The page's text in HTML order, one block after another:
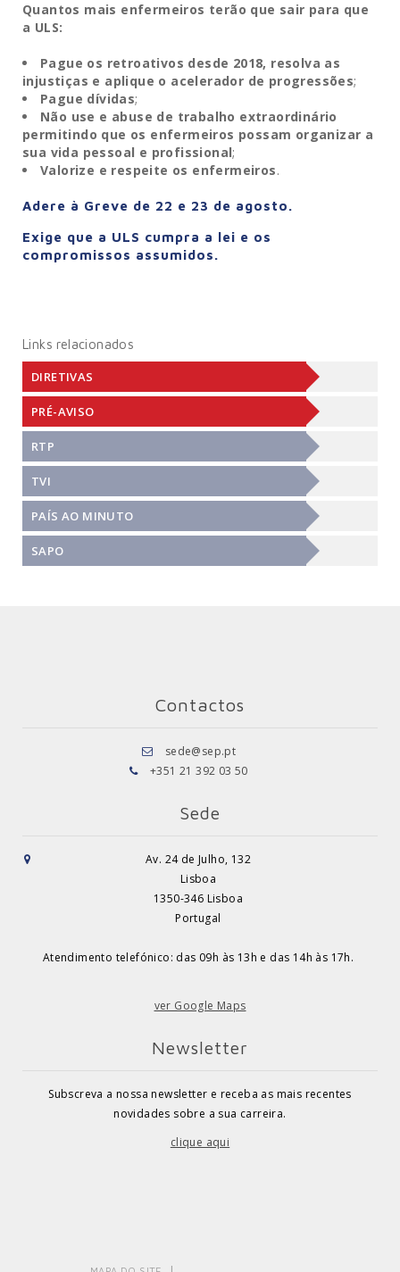
Quantos mais enfermeiros terão que sair para que
a ULS:
Pague os retroativos desde 2018, resolva as
injustiças e aplique o acelerador de progressões;
Pague dívidas;
Não use e abuse de trabalho extraordinário
permitindo que os enfermeiros possam organizar a
sua vida pessoal e profissional;
Valorize e respeite os enfermeiros.
Adere à Greve de 22 e 23 de agosto.
Exige que a ULS cumpra a lei e os
compromissos assumidos.
Links relacionados
DIRETIVAS
PRÉ-AVISO
RTP
TVI
PAÍS AO MINUTO
SAPO
Contactos
sede@sep.pt
+351 21 392 03 50
Sede
Av. 24 de Julho, 132
Lisboa
1350-346 Lisboa
Portugal
Atendimento telefónico: das 09h às 13h e das 14h às 17h.
ver Google Maps
Newsletter
Subscreva a nossa newsletter e receba as mais recentes
novidades sobre a sua carreira.
clique aqui